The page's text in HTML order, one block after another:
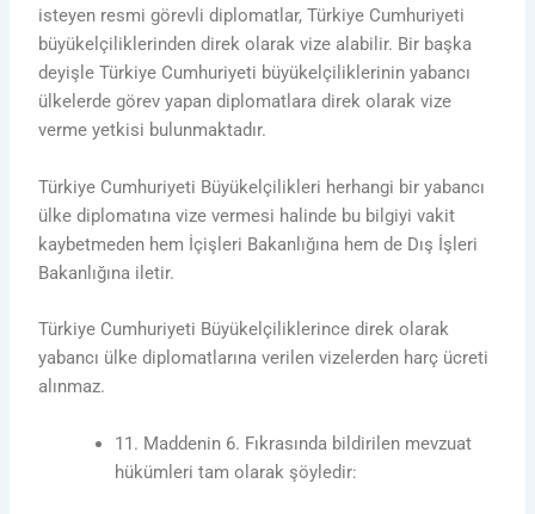
isteyen resmi görevli diplomatlar, Türkiye Cumhuriyeti
büyükelçiliklerinden direk olarak vize alabilir. Bir başka
deyişle Türkiye Cumhuriyeti büyükelçiliklerinin yabancı
ülkelerde görev yapan diplomatlara direk olarak vize
verme yetkisi bulunmaktadır.
Türkiye Cumhuriyeti Büyükelçilikleri herhangi bir yabancı
ülke diplomatına vize vermesi halinde bu bilgiyi vakit
kaybetmeden hem İçişleri Bakanlığına hem de Dış İşleri
Bakanlığına iletir.
Türkiye Cumhuriyeti Büyükelçiliklerince direk olarak
yabancı ülke diplomatlarına verilen vizelerden harç ücreti
alınmaz.
11. Maddenin 6. Fıkrasında bildirilen mevzuat
hükümleri tam olarak şöyledir: